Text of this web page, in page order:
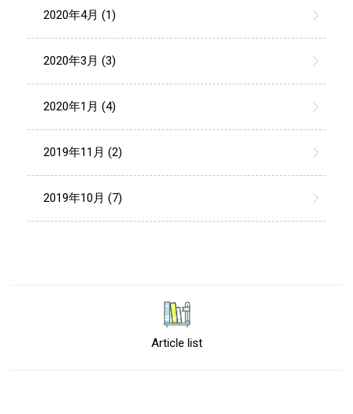
2020年4月 (1)
2020年3月 (3)
2020年1月 (4)
2019年11月 (2)
2019年10月 (7)
Article list